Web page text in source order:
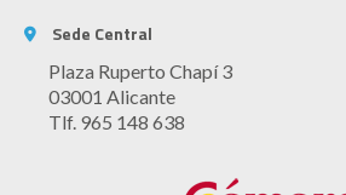
Sede Central
Plaza Ruperto Chapí 3
03001 Alicante
Tlf. 965 148 638